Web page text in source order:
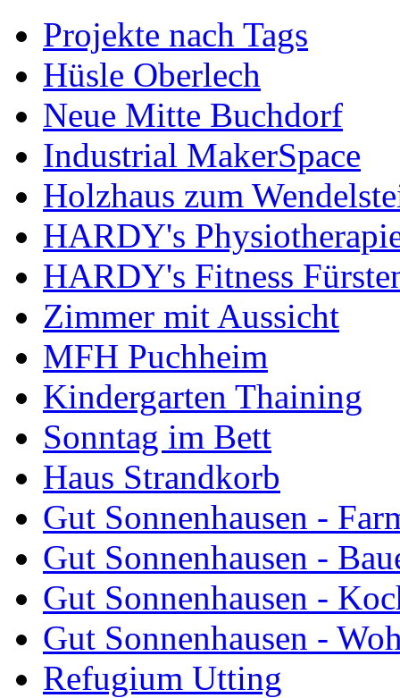
Projekte nach Tags
Hüsle Oberlech
Neue Mitte Buchdorf
Industrial MakerSpace
Holzhaus zum
HARDY's
HARDY's Fitness
Zimmer mit Aussicht
MFH Puchheim
Kindergarten Thaining
Sonntag im Bett
Haus Strandkorb
Gut Sonnenhausen -
Gut Sonnenhausen -
Gut Sonnenhausen -
Gut Sonnenhausen -
Refugium Utting